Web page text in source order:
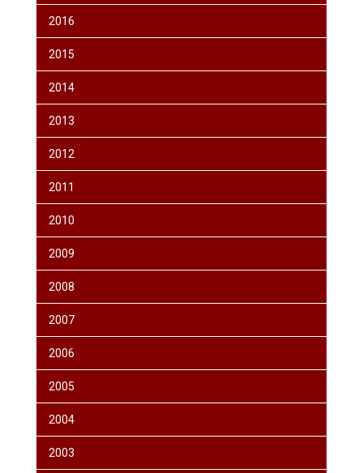
2016
2015
2014
2013
2012
2011
2010
2009
2008
2007
2006
2005
2004
2003